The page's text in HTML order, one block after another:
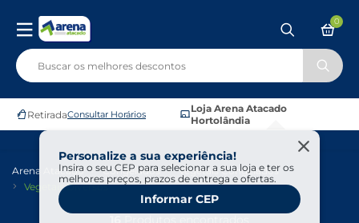
RetiradaConsultar Horários
Loja Arena Atacado
Hortolândia
Personalize a sua experiência!
Insira o seu CEP para selecionar a sua loja e ter os
melhores preços, prazos de entrega e ofertas.
Informar CEP
0
Arena Atacado Congelados
Vegetais Congelados
Vegetais Diversos